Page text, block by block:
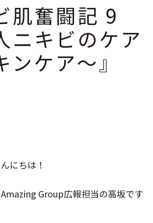
肌奮闘記 9
ニキビのケア
ンケア～』
にちは！
Group広報担当の高坂です